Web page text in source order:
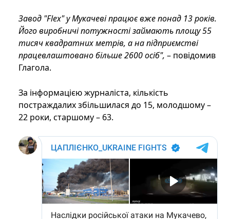
Завод "Flex" у Мукачеві працює вже понад 13 років.
Його виробничі потужності займають площу 55
тисяч квадратних метрів, а на підприємстві
працевлаштовано більше 2600 осіб", – повідомив
Глагола.
За інформацією журналіста, кількість
постраждалих збільшилася до 15, молодшому –
22 роки, старшому – 63.